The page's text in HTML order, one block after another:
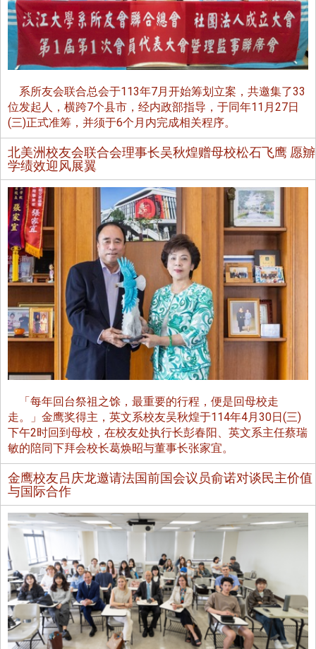
系所友会联合总会于113年7月开始筹划立案，共邀集了33
位发起人，横跨7个县市，经内政部指导，于同年11月27日
(三)正式准筹，并须于6个月内完成相关程序。
北美洲校友会联合会理事长吴秋煌赠母校松石飞鹰 愿辧
学绩效迎风展翼
「每年回台祭祖之馀，最重要的行程，便是回母校走
走。」金鹰奖得主，英文系校友吴秋煌于114年4月30日(三)
下午2时回到母校，在校友处执行长彭春阳、英文系主任蔡瑞
敏的陪同下拜会校长葛焕昭与董事长张家宜。
金鹰校友吕庆龙邀请法国前国会议员俞诺对谈民主价值
与国际合作